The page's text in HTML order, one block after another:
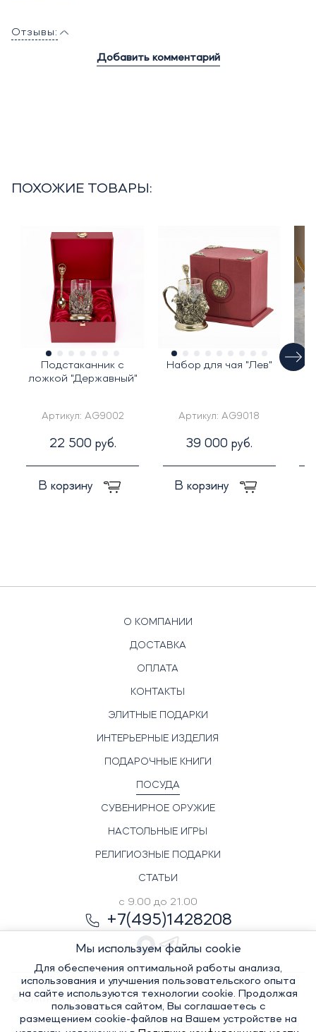
Отзывы:
Добавить комментарий
ПОХОЖИЕ ТОВАРЫ:
Подстаканник с
ложкой "Державный"
Артикул: AG9002
22 500 руб.
В корзину
Набор для чая "Лев"
Артикул: AG9018
39 000 руб.
В корзину
О КОМПАНИИ
ДОСТАВКА
ОПЛАТА
КОНТАКТЫ
ЭЛИТНЫЕ ПОДАРКИ
ИНТЕРЬЕРНЫЕ ИЗДЕЛИЯ
ПОДАРОЧНЫЕ КНИГИ
ПОСУДА
СУВЕНИРНОЕ ОРУЖИЕ
НАСТОЛЬНЫЕ ИГРЫ
РЕЛИГИОЗНЫЕ ПОДАРКИ
СТАТЬИ
с 9.00 до 21.00
+7(495)1428208
© Элитный сувенир, 2022-2026. Все права защищены
Политика
Мы используем файлы cookie
Для обеспечения оптимальной работы анализа,
использования и улучшения пользовательского опыта
на сайте используются технологии cookie. Продолжая
пользоваться сайтом, Вы соглашаетесь с
размещением cookie-файлов на Вашем устройстве на